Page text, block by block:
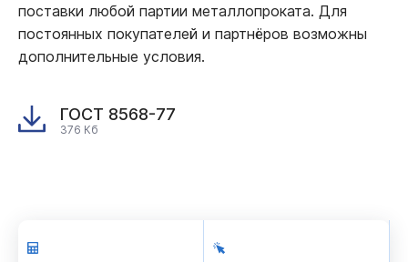
поставки любой партии металлопроката. Для
постоянных покупателей и партнёров возможны
дополнительные условия.
ГОСТ 8568-77
376 Кб